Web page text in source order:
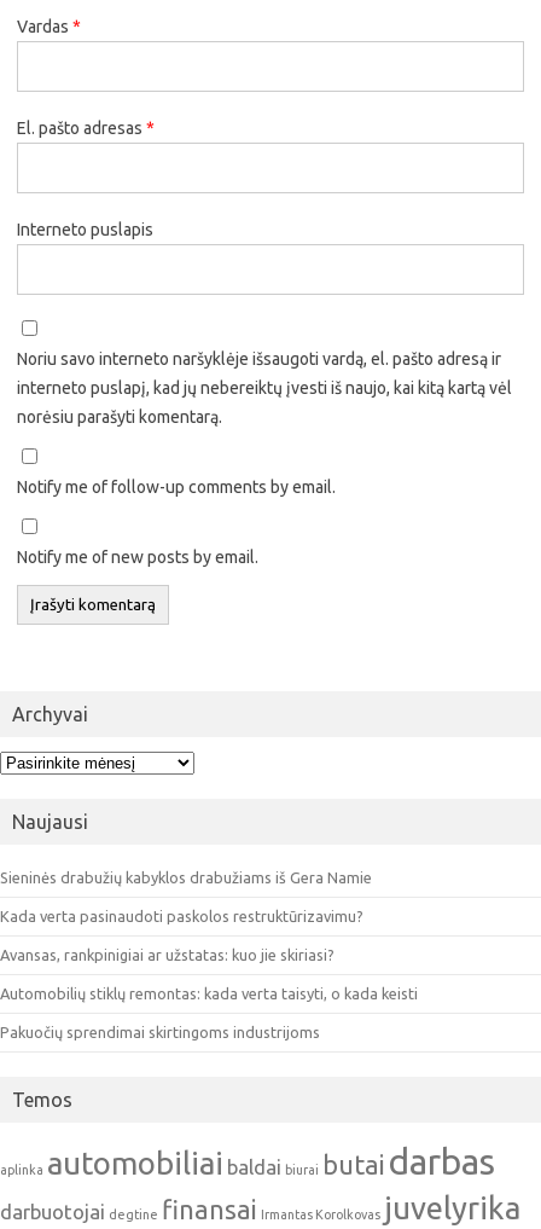
Vardas *
El. pašto adresas *
Interneto puslapis
Noriu savo interneto naršyklėje išsaugoti vardą, el. pašto adresą ir
interneto puslapį, kad jų nebereiktų įvesti iš naujo, kai kitą kartą vėl
norėsiu parašyti komentarą.
Notify me of follow-up comments by email.
Notify me of new posts by email.
Archyvai
Archyvai
Naujausi
Sieninės drabužių kabyklos drabužiams iš Gera Namie
Kada verta pasinaudoti paskolos restruktūrizavimu?
Avansas, rankpinigiai ar užstatas: kuo jie skiriasi?
Automobilių stiklų remontas: kada verta taisyti, o kada keisti
Pakuočių sprendimai skirtingoms industrijoms
Temos
aplinka automobiliai baldai biurai butai darbas
darbuotojai degtine finansai Irmantas Korolkovas juvelyrika